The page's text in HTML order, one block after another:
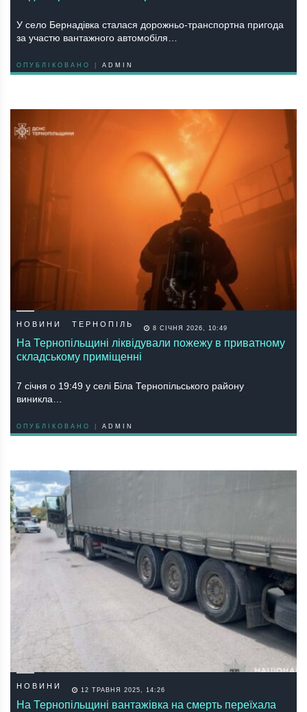
У село Бернадівка сталася дорожньо-транспортна пригода
за участю вантажного автомобіля…
ОПУБЛІКОВАНО | ADMIN
НОВИНИ ТЕРНОПІЛЬ 8 СІЧНЯ 2026, 10:49
На Тернопільщині ліквідували пожежу в приватному
складському приміщенні
7 січня о 19:49 у селі Біла Тернопільського району
виникла…
ОПУБЛІКОВАНО | ADMIN
НОВИНИ 12 ТРАВНЯ 2025, 14:26
На Тернопільщині вантажівка на смерть переїхала